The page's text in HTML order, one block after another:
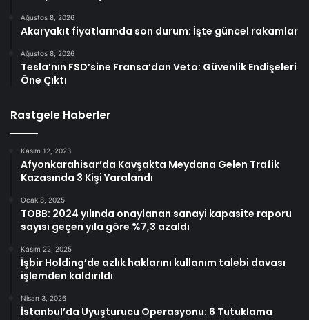
Ağustos 8, 2026
Akaryakıt fiyatlarında son durum: İşte güncel rakamlar
Ağustos 8, 2026
Tesla’nın FSD’sine Fransa’dan Veto: Güvenlik Endişeleri
Öne Çıktı
Rastgele Haberler
Kasım 12, 2023
Afyonkarahisar’da Kavşakta Meydana Gelen Trafik
Kazasında 3 Kişi Yaralandı
Ocak 8, 2025
TOBB: 2024 yılında onaylanan sanayi kapasite raporu
sayısı geçen yıla göre %7,3 azaldı
Kasım 22, 2025
İşbir Holding’de azlık haklarını kullanım talebi davası
işlemden kaldırıldı
Nisan 3, 2026
İstanbul’da Uyuşturucu Operasyonu: 6 Tutuklama